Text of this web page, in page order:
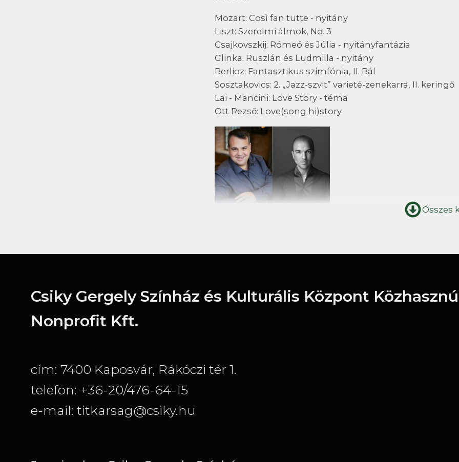
Mozart: Così fan tutte - nyitány
Liszt: Szerelmi álmok, No. 3
Csajkovszkij: Rómeó és Júlia - nyitányfantázia
Glinka: Ruszlán és Ludmilla - nyitány
Berlioz: Fantasztikus szimfónia, II. Bál
Sosztakovics: 2. „Jazz-szvit” varieté-zenekarra, II. keringő
Lai - Mancini: Love Story - téma
Ott Rezső: Love(song hi)story
Összes
Csiky Gergely Színház és Kulturális Központ Közhasznú
Nonprofit Kft.
cím: 7400 Kaposvár, Rákóczi tér 1.
telefon: +36-20/476-64-15
e-mail: titkarsag@csiky.hu